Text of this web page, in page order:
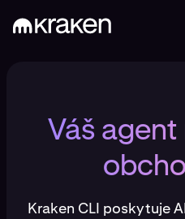
Váš
Kraken CLI poskytuje